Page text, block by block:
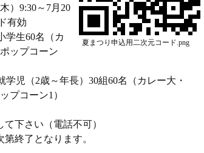
夏まつり申込用二次元コード.png
）9:30～7月20
有効
学生60名（カ
ップコーン
児（2歳～年長）30組60名（カレー大・
プコーン1）
下さい（電話不可）
終了となります。